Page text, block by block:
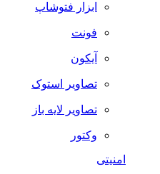
ابزار فتوشاپ
فونت
آیکون
تصاویر استوک
تصاویر لایه باز
وکتور
امنیتی